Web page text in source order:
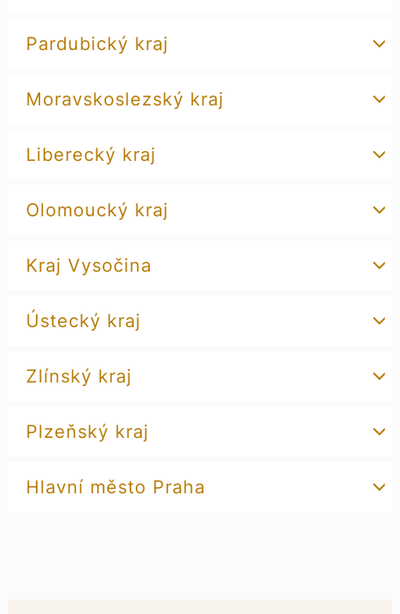
Pardubický kraj
Moravskoslezský kraj
Liberecký kraj
Olomoucký kraj
Kraj Vysočina
Ústecký kraj
Zlínský kraj
Plzeňský kraj
Hlavní město Praha